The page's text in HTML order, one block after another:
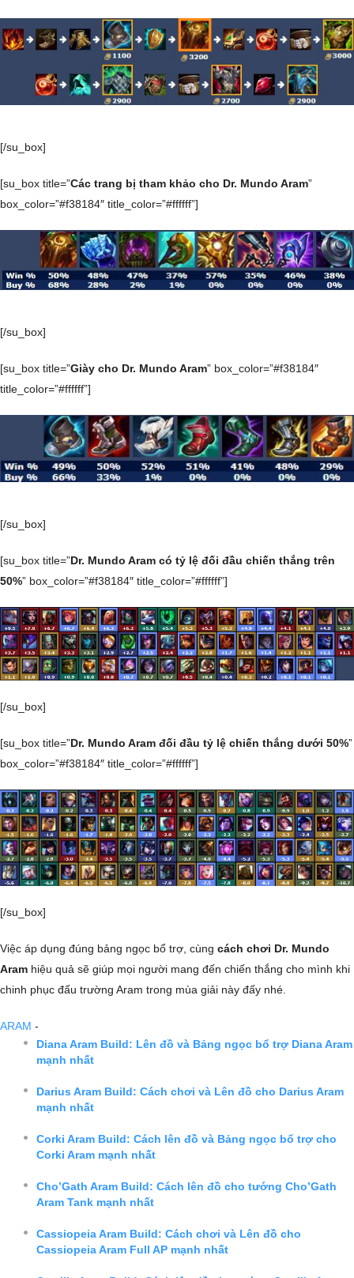
[/su_box]
[su_box title=”Các trang bị tham khảo cho Dr. Mundo Aram”
box_color=”#f38184″ title_color=”#ffffff”]
[/su_box]
[su_box title=”Giày cho Dr. Mundo Aram” box_color=”#f38184″
title_color=”#ffffff”]
[/su_box]
[su_box title=”Dr. Mundo Aram có tỷ lệ đối đầu chiến thắng trên
50%” box_color=”#f38184″ title_color=”#ffffff”]
[/su_box]
[su_box title=”Dr. Mundo Aram đối đầu tỷ lệ chiến thắng dưới 50%”
box_color=”#f38184″ title_color=”#ffffff”]
[/su_box]
Việc áp dụng đúng bảng ngọc bổ trợ, cùng cách chơi Dr. Mundo
Aram hiệu quả sẽ giúp mọi người mang đến chiến thắng cho mình khi
chinh phục đấu trường Aram trong mùa giải này đấy nhé.
ARAM -
Diana Aram Build: Lên đồ và Bảng ngọc bổ trợ Diana Aram
mạnh nhất
Darius Aram Build: Cách chơi và Lên đồ cho Darius Aram
mạnh nhất
Corki Aram Build: Cách lên đồ và Bảng ngọc bổ trợ cho
Corki Aram mạnh nhất
Cho’Gath Aram Build: Cách lên đồ cho tướng Cho’Gath
Aram Tank mạnh nhất
Cassiopeia Aram Build: Cách chơi và Lên đồ cho
Cassiopeia Aram Full AP mạnh nhất